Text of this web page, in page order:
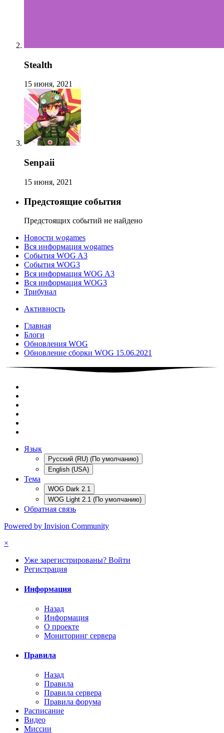
Stealth
15 июня, 2021
Senpaii
15 июня, 2021
Предстоящие события
Предстоящих событий не найдено
Новости wogames
Вся информация wogames
События WOG A3
События WOG3
Вся информация WOG A3
Вся информация WOG3
Трибунал
Активность
Главная
Блоги
Обновления WOG
Обновление сборки WOG 15.06.2021
Язык
Русский (RU) (По умолчанию)
English (USA)
Тема
WOG Dark 2.1
WOG Light 2.1 (По умолчанию)
Обратная связь
Powered by Invision Community
×
Уже зарегистрированы? Войти
Регистрация
Информация
Назад
Информация
О проекте
Мониторинг сервера
Правила
Назад
Правила
Правила сервера
Правила форума
Расписание
Видео
Миссии